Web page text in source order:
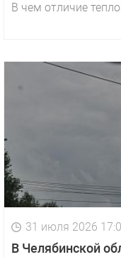
В чем отличие
31 июля 2026
В Челябинской